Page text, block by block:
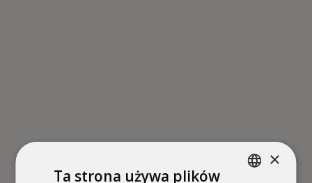
×
Ta strona używa plików